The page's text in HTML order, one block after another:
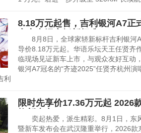
8.18万元起售，吉利银河A7正
定义电混家轿新标准
8月8日，全球家轿新标杆吉利银河
导价8.18万元起。华语乐坛天王任贤齐
临现场见证新车上市，与观众友好互动
银河A7冠名的“齐迹2025”任贤齐杭州
限时先享价17.36万元起 2026
焕新上市
奕起热爱，派生精彩。8月1日，东
暨新车发布会在武汉隆重举行，2026